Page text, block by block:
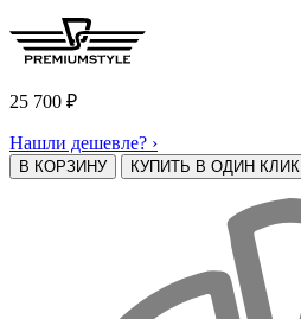
25 700 ₽
Нашли дешевле? ›
В КОРЗИНУ КУПИТЬ В ОДИН КЛИК